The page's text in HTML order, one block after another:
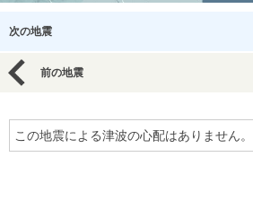
次の地震
前の地震
この地震による津波の心配はありません。